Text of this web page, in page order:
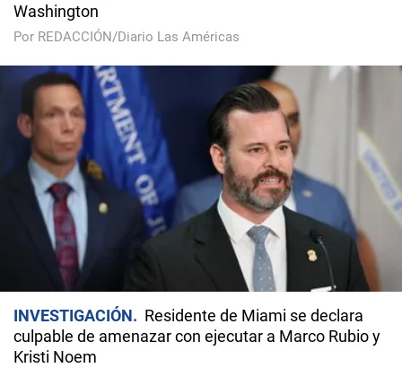
Washington
Por REDACCIÓN/Diario Las Américas
INVESTIGACIÓN
Residente de Miami se declara
culpable de amenazar con ejecutar a Marco Rubio y
Kristi Noem